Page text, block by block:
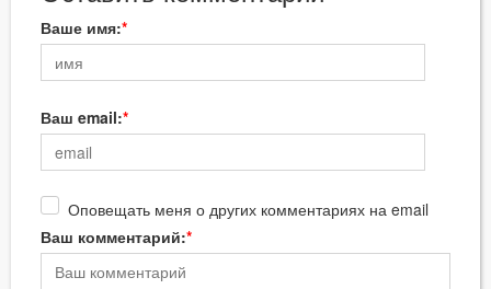
Ваше имя:
Ваш email:
Оповещать меня о других комментариях на email
Ваш комментарий: